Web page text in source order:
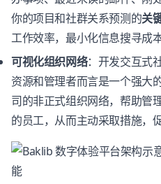
你的项目和社群关系预测的关
工作效率，最小化信息搜寻成本
可视化组织网络：开发交互式
资源和管理者而言是一个强大
司的非正式组织网络，帮助管
的员工，从而主动采取措施，